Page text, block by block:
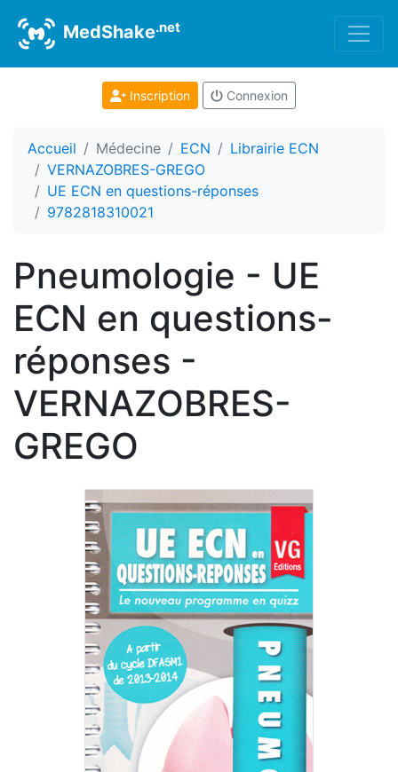
MedShake.net
Inscription Connexion
Accueil Médecine ECN
Librairie ECN
VERNAZOBRES-GREGO
UE ECN en questions-réponses
9782818310021
Pneumologie - UE
ECN en questions-
réponses -
VERNAZOBRES-
GREGO